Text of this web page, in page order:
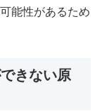
能性があるため
きない原